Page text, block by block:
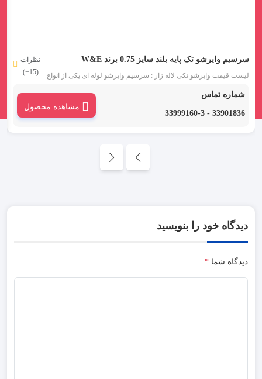
سرسیم وایرشو تک پایه بلند سایز 0.75 برند W&E
لیست قیمت وایرشو تکی لاله زار : سرسیم وایرشو لوله ای یکی از انواع
ورودی یک سیم و عایق قیفی شکل آبی می باشد.
نظرات
:(15+)
شماره تماس
33901836 - 33999160-3
مشاهده محصول
دیدگاه خود را بنویسید
دیدگاه شما *